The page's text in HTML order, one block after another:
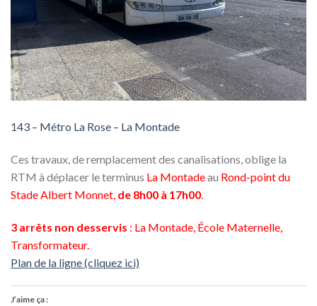
143 – Métro La Rose – La Montade
Ces travaux, de remplacement des canalisations, oblige la
RTM à déplacer le terminus La Montadeau Rond-point du
Stade Albert Monnet, de 8h00 à 17h00.
3 arrêts non desservis : La Montade, École Maternelle,
Transformateur.
Plan de la ligne (cliquez ici)
J’aime ça :